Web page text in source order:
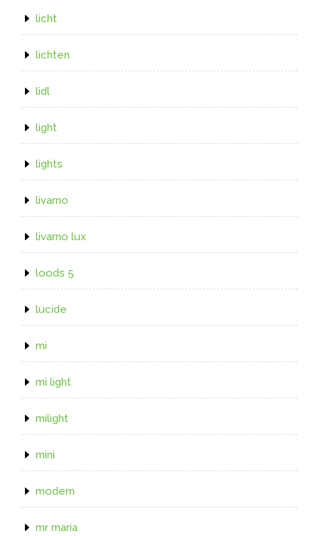
licht
lichten
lidl
light
lights
livarno
livarno lux
loods 5
lucide
mi
mi light
milight
mini
modern
mr maria